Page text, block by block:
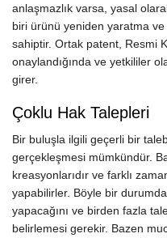
anlaşmazlık varsa, yasal
biri ürünü yeniden yaratma
sahiptir. Ortak patent, Resmi
onaylandığında ve yetkililer
girer.
Çoklu Hak Talepleri
Bir buluşla ilgili geçerli bir
gerçekleşmesi mümkündür.
kreasyonlarıdır ve farklı
yapabilirler. Böyle bir
yapacağını ve birden fazla
belirlemesi gerekir. Bazen